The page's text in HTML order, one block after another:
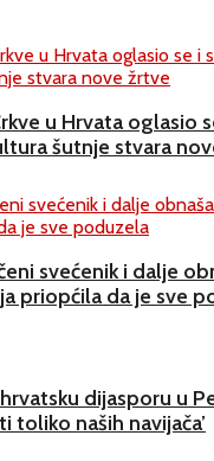
u Hrvata oglasio
šutnje stvara
svećenik i dalje
priopćila da je sve
dijasporu u
toliko naših navijača’